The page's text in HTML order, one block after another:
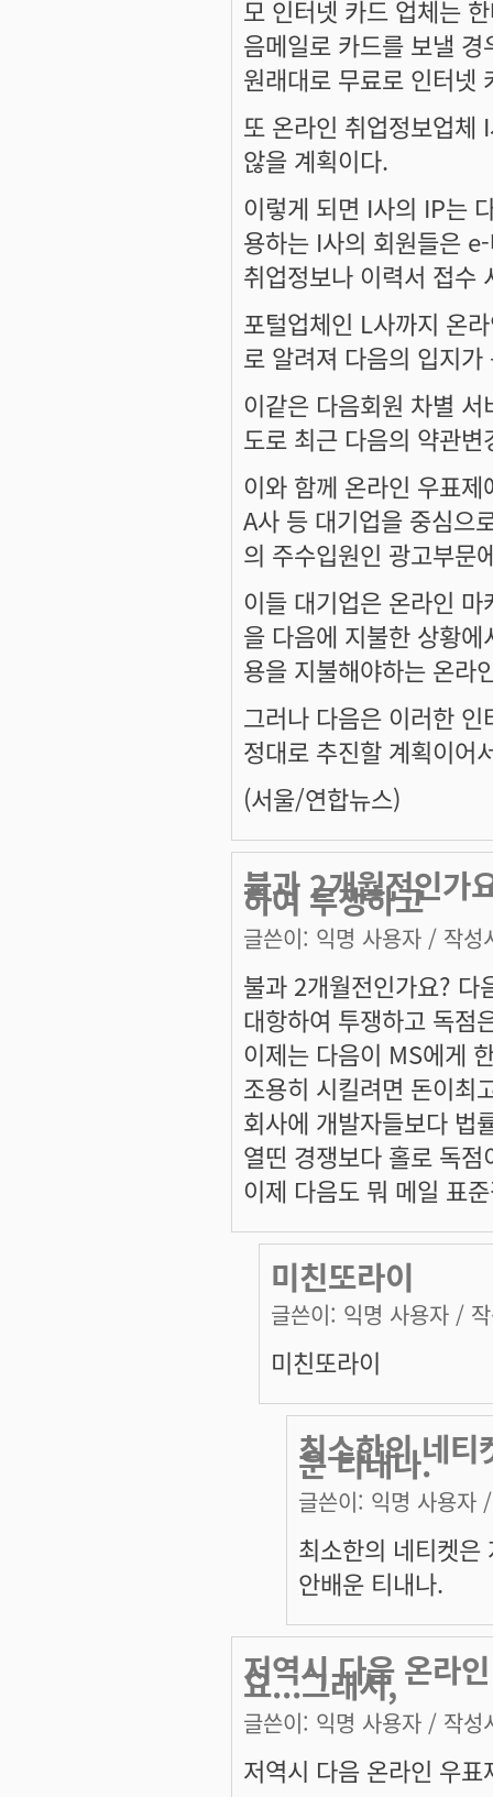
모 인터넷 카드 업체는
음메일로 카드를 보낼
원래대로 무료로 인터넷
또 온라인 취업정보업체
않을 계획이다.
이렇게 되면 I사의 IP는
용하는 I사의 회원들은
취업정보나 이력서 접수
포털업체인 L사까지 온
로 알려져 다음의 입지
이같은 다음회원 차별
도로 최근 다음의 약관
이와 함께 온라인 우표
A사 등 대기업을 중심으
의 주수입원인 광고부문
이들 대기업은 온라인
을 다음에 지불한 상황
용을 지불해야하는 온라
그러나 다음은 이러한
정대로 추진할 계획이어
(서울/연합뉴스)
불과 2개월전인가
하여 투쟁하고
글쓴이: 익명 사용자 / 작성
불과 2개월전인가요? 다
대항하여 투쟁하고 독점
이제는 다음이 MS에게
조용히 시킬려면 돈이최
회사에 개발자들보다 법
열띤 경쟁보다 홀로 독점
이제 다음도 뭐 메일 표
미친또라이
글쓴이: 익명 사용자 /
미친또라이
최소한의 네티
운 티내나.
글쓴이: 익명 사용자
최소한의 네티켓은
안배운 티내나.
저역시 다음 온라
요...그래서,
글쓴이: 익명 사용자 / 작성
저역시 다음 온라인 우